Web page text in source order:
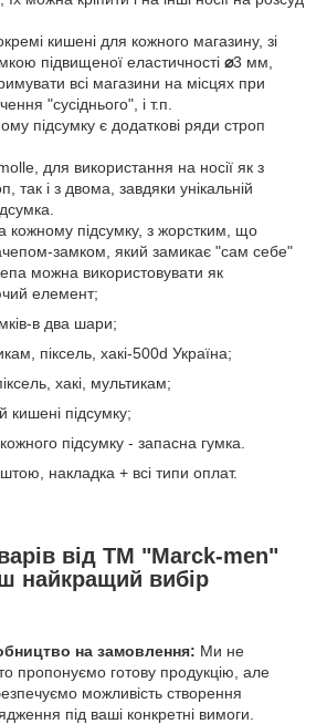
кишені для кожного магазину, зі
підвищеної еластичності ⌀3 мм,
всі магазини на місцях при
"сусіднього", і т.п.
підсумку є додаткові ряди строп
для використання на носії як з
так і з двома, завдяки унікальній
кожному підсумку, з жорстким, що
замком, який замикає "сам себе"
можна використовувати як
елемент;
в два шари;
піксель, хакі-500d Україна;
хакі, мультикам;
кишені підсумку;
підсумку - запасна гумка.
накладка + всі типи оплат.
від ТМ "Marck-men"
найкращий вибір
на замовлення: Ми не
пропонуємо готову продукцію, але
можливість створення
під ваші конкретні вимоги.